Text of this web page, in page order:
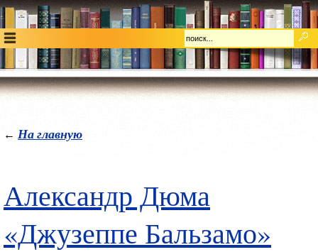
← На главную
Александр Дюма
«Джузеппе Бальзамо»